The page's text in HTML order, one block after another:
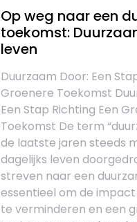
Op weg naar een
toekomst:
leven
Duurzaam Door: Een
Groenere Toekomst
Een Stap Richting Een
Toekomst De term
de laatste jaren steeds
dagelijks leven
streven naar een
essentieel om de
te verminderen en een